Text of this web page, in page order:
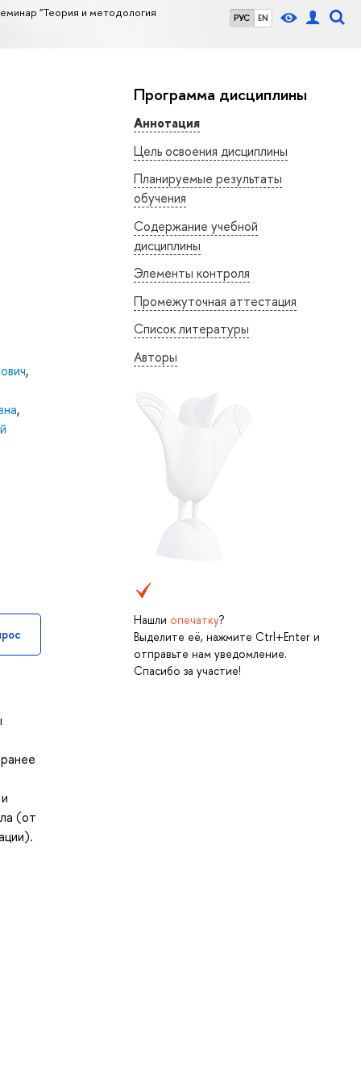
РУС EN
"Теория и методология
Программа дисциплины
Аннотация
Цель освоения дисциплины
Планируемые результаты
обучения
Содержание учебной
дисциплины
Элементы контроля
Промежуточная аттестация
Список литературы
Авторы
Нашли опечатку?
Выделите её, нажмите Ctrl+Enter и
отправьте нам уведомление.
Спасибо за участие!
,
,
(от